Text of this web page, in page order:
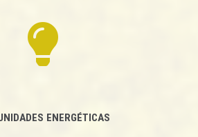
ENERGÉTICAS